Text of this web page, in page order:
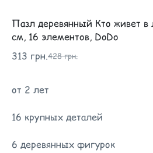
Пазл деревянный Кто живет в
см, 16 элементов, DoDo
428грн.
313 грн.
от 2 лет
16 крупных деталей
6 деревянных фигурок